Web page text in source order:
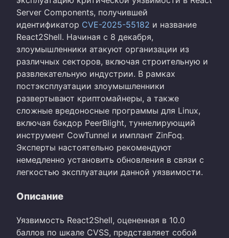
Server Components, получившей
идентификатор CVE-2025-55182 и название
React2Shell. Начиная с 8 декабря,
злоумышленники атакуют организации из
различных секторов, включая строительную и
развлекательную индустрии. В рамках
постэксплуатации злоумышленники
развертывают криптомайнеры, а также
сложные вредоносные программы для Linux,
включая бэкдор PeerBlight, туннелирующий
инструмент CowTunnel и имплант ZinFoq.
Эксперты настоятельно рекомендуют
немедленно установить обновления в связи с
легкостью эксплуатации данной уязвимости.
Описание
Уязвимость React2Shell, оцененная в 10.0
баллов по шкале CVSS, представляет собой